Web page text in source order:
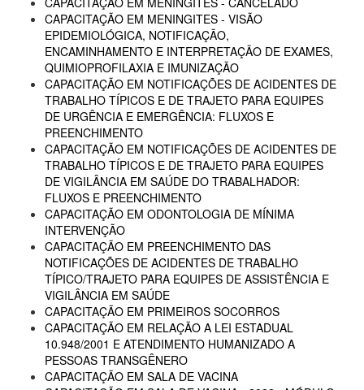
CAPACITAÇÃO EM MENINGITES - VISÃO
EPIDEMIOLÓGICA, NOTIFICAÇÃO,
ENCAMINHAMENTO E INTERPRETAÇÃO DE EXAMES,
QUIMIOPROFILAXIA E IMUNIZAÇÃO
CAPACITAÇÃO EM NOTIFICAÇÕES DE ACIDENTES DE
TRABALHO TÍPICOS E DE TRAJETO PARA EQUIPES
DE URGÊNCIA E EMERGÊNCIA: FLUXOS E
PREENCHIMENTO
CAPACITAÇÃO EM NOTIFICAÇÕES DE ACIDENTES DE
TRABALHO TÍPICOS E DE TRAJETO PARA EQUIPES
DE VIGILÂNCIA EM SAÚDE DO TRABALHADOR:
FLUXOS E PREENCHIMENTO
CAPACITAÇÃO EM ODONTOLOGIA DE MÍNIMA
INTERVENÇÃO
CAPACITAÇÃO EM PREENCHIMENTO DAS
NOTIFICAÇÕES DE ACIDENTES DE TRABALHO
TÍPICO/TRAJETO PARA EQUIPES DE ASSISTÊNCIA E
VIGILÂNCIA EM SAÚDE
CAPACITAÇÃO EM PRIMEIROS SOCORROS
CAPACITAÇÃO EM RELAÇÃO A LEI ESTADUAL
10.948/2001 E ATENDIMENTO HUMANIZADO A
PESSOAS TRANSGÊNERO
CAPACITAÇÃO EM SALA DE VACINA